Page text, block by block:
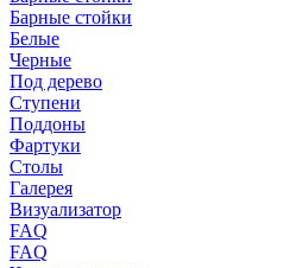
Барные стойки
Белые
Черные
Под дерево
Ступени
Поддоны
Фартуки
Столы
Галерея
Визуализатор
FAQ
FAQ